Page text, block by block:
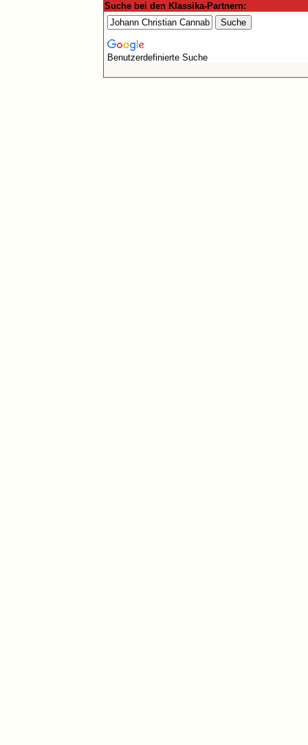
Suche bei den Klassika-Partnern:
Benutzerdefinierte Suche